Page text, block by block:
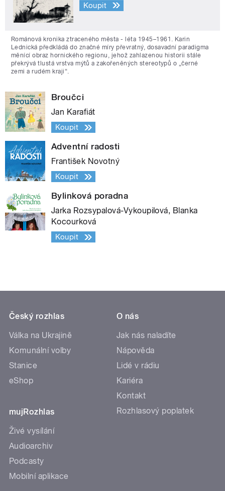
Koupit
Románová kronika ztraceného města - léta 1945–1961. Karin
Lednická předkládá do značné míry převratný, dosavadní paradigma
měnící obraz hornického regionu, jehož zahlazenou historii stále
překrývá tlustá vrstva mýtů a zakořeněných stereotypů o „černé
zemi a rudém kraji“.
Broučci
Jan Karafiát
Koupit
Adventní radosti
František Novotný
Koupit
Bylinková poradna
Jarka Rozsypalová-Vykoupilová, Blanka
Kocourková
Koupit
Český rozhlas
Válka na Ukrajině
Komunální volby
Stanice
eShop
mujRozhlas
Živé vysílání
Audioarchiv
Podcasty
Mobilní aplikace
O nás
Jak nás naladíte
Nápověda
Lidé v rádiu
Kariéra
Kontakt
Rozhlasový poplatek